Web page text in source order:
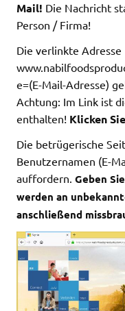
Mail! Die Nachricht
Person / Firma!
Die verlinkte Adresse
e=(E-Mail-Adresse)
Achtung: Im Link ist
enthalten! Klicken
Die betrügerische
Benutzernamen (E-
auffordern. Geben
werden an
anschließend